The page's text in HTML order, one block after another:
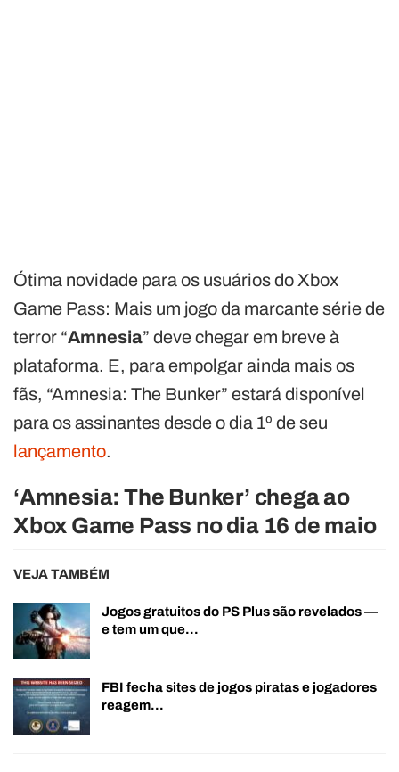
Ótima novidade para os usuários do Xbox
Game Pass: Mais um jogo da marcante série de
terror “Amnesia” deve chegar em breve à
plataforma. E, para empolgar ainda mais os
fãs, “Amnesia: The Bunker” estará disponível
para os assinantes desde o dia 1º de seu
lançamento.
‘Amnesia: The Bunker’ chega ao
Xbox Game Pass no dia 16 de maio
VEJA TAMBÉM
Jogos gratuitos do PS Plus são revelados —
e tem um que…
FBI fecha sites de jogos piratas e jogadores
reagem…